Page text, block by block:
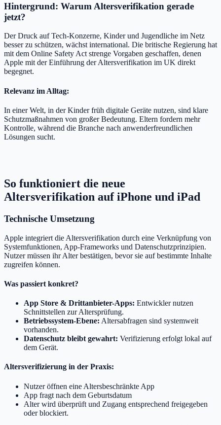
Hintergrund: Warum Altersverifikation gerade
jetzt?
Der Druck auf Tech-Konzerne, Kinder und Jugendliche im Netz
besser zu schützen, wächst international. Die britische Regierung hat
mit dem Online Safety Act strenge Vorgaben geschaffen, denen
Apple mit der Einführung der Altersverifikation im UK direkt
begegnet.
Relevanz im Alltag:
In einer Welt, in der Kinder früh digitale Geräte nutzen, sind klare
Schutzmaßnahmen von großer Bedeutung. Eltern fordern mehr
Kontrolle, während die Branche nach anwenderfreundlichen
Lösungen sucht.
So funktioniert die neue
Altersverifikation auf iPhone und iPad
Technische Umsetzung
Apple integriert die Altersverifikation durch eine Verknüpfung von
Systemfunktionen, App-Frameworks und Datenschutzprinzipien.
Nutzer müssen ihr Alter bestätigen, bevor sie auf bestimmte Inhalte
zugreifen können.
Was passiert konkret?
App Store & Drittanbieter-Apps: Entwickler nutzen
Schnittstellen zur Altersprüfung.
Betriebssystem-Ebene: Altersabfragen sind systemweit
vorhanden.
Datenschutz bleibt gewahrt: Verifizierung erfolgt lokal auf
dem Gerät.
Altersverifizierung in der Praxis:
Nutzer öffnen eine Altersbeschränkte App
App fragt nach dem Geburtsdatum
Alter wird überprüft und Zugang entsprechend freigegeben
oder blockiert.